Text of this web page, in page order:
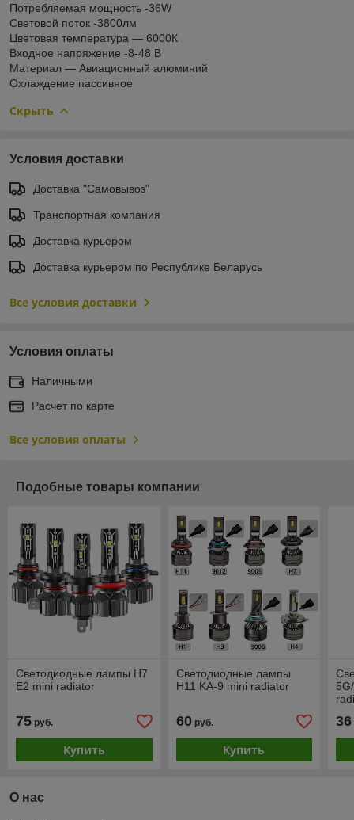
Потребляемая мощность -36W
Световой поток -3800лм
Цветовая температура — 6000К
Входное напряжение -8-48 В
Материал — Авиационный алюминий
Охлаждение пассивное
Скрыть
Условия доставки
Доставка "Самовывоз"
Транспортная компания
Доставка курьером
Доставка курьером по Республике Беларусь
Все условия доставки
Условия оплаты
Наличными
Расчет по карте
Все условия оплаты
Подобные товары компании
Светодиодные лампы H7
E2 mini radiator
75 руб.
Купить
Светодиодные лампы
H11 KA-9 mini radiator
60руб.
Купить
36
О нас